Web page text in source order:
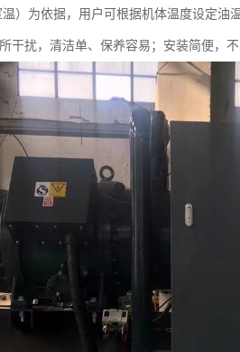
）为依据，用户可根据机体温度设定
干扰，清洁单、保养容易；安装简便，不